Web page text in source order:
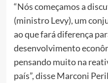
“Nós começamos a
(ministro Levy), um
ao que fará diferença
desenvolvimento
pensando muito na
país”, disse Marconi